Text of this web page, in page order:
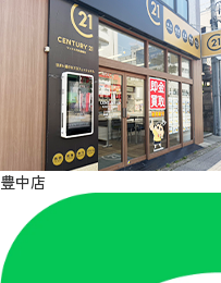
豊中店